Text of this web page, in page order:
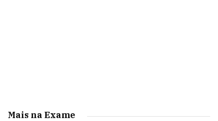
Mais na Exame